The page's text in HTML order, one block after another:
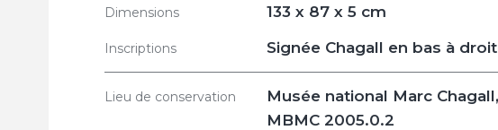
Dimensions 133 x 87 x 5 cm
Inscriptions Signée Chagall en bas à
Lieu de conservation
Musée national Marc
MBMC 2005.0.2